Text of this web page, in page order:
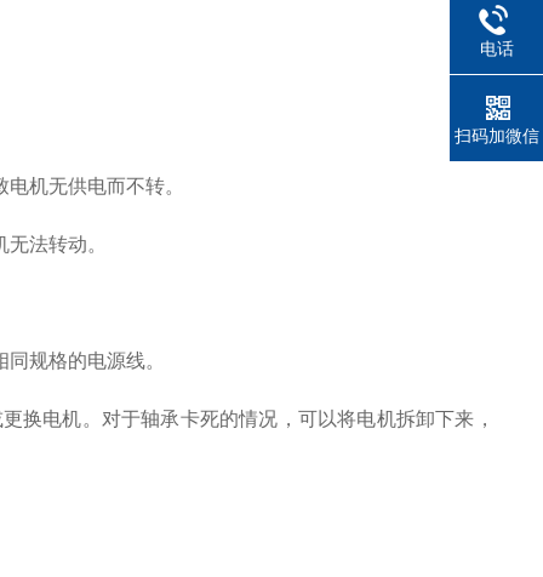
机无供电而不转。
法转动。
规格的电源线。
电机。对于轴承卡死的情况，可以将电机拆卸下来，
电话
扫码加微信